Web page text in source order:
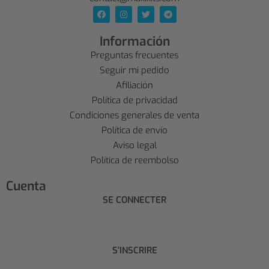
Información
Preguntas frecuentes
Seguir mi pedido
Afiliación
Política de privacidad
Condiciones generales de venta
Política de envío
Aviso legal
Política de reembolso
Cuenta
SE CONNECTER
S'INSCRIRE